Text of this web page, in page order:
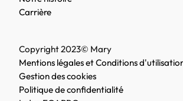
Carrière
Copyright 2023© Mary
Mentions légales et Conditions
Gestion des cookies
Politique de confidentialité